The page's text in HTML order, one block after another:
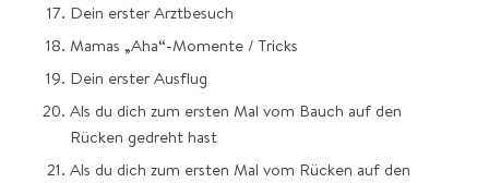
Dein erster Arztbesuch
Mamas „Aha“-Momente / Tricks
Dein erster Ausflug
Als du dich zum ersten Mal vom Bauch auf den
Rücken gedreht hast
Als du dich zum ersten Mal vom Rücken auf den